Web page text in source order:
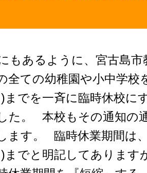
もあるように、宮古島市
全ての幼稚園や小中学校
までを一斉に臨時休校に
た。 本校もその通知の
ます。 臨時休業期間は
までと明記してあります